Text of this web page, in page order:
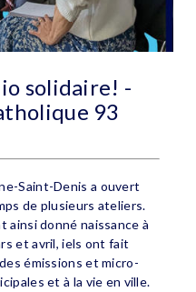
solidaire! -
93
Saint-Denis a ouvert
de plusieurs ateliers.
ainsi donné naissance à
et avril, iels ont fait
émissions et micro-
et à la vie en ville.